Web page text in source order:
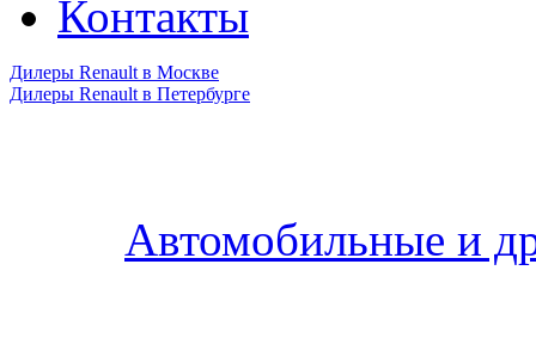
Контакты
Дилеры Renault в Москве
Дилеры Renault в Петербурге
Автомобильные и